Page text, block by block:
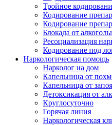
Тройное
Кодирование
Кодирование
Блокада от
Ресоциализация
Кодирование под
Наркологическая помощь
Нарколог на дом
Капельница от
Капельница от запоя
Детоксикация от
Круглосуточно
Горячая линия
Наркологическая